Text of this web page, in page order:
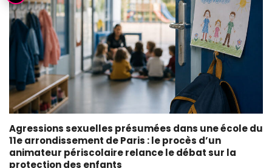
Agressions sexuelles présumées dans une école du
11e arrondissement de Paris : le procès d’un
animateur périscolaire relance le débat sur la
protection des enfants